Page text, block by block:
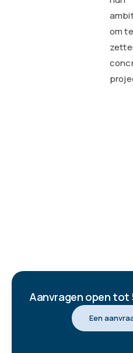
om te
Aanvragen open tot
Een